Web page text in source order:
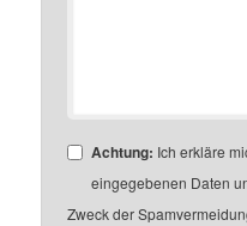
Achtung: Ich erkläre
eingegebenen Daten
Zweck der